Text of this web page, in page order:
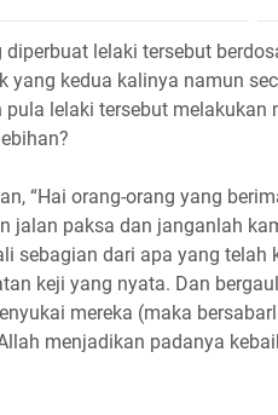
diperbuat lelaki tersebut
yang kedua kalinya namun
pula lelaki tersebut
“Hai orang-orang yang
jalan paksa dan janganlah
sebagian dari apa yang telah
keji yang nyata. Dan
mereka (maka
menjadikan padanya